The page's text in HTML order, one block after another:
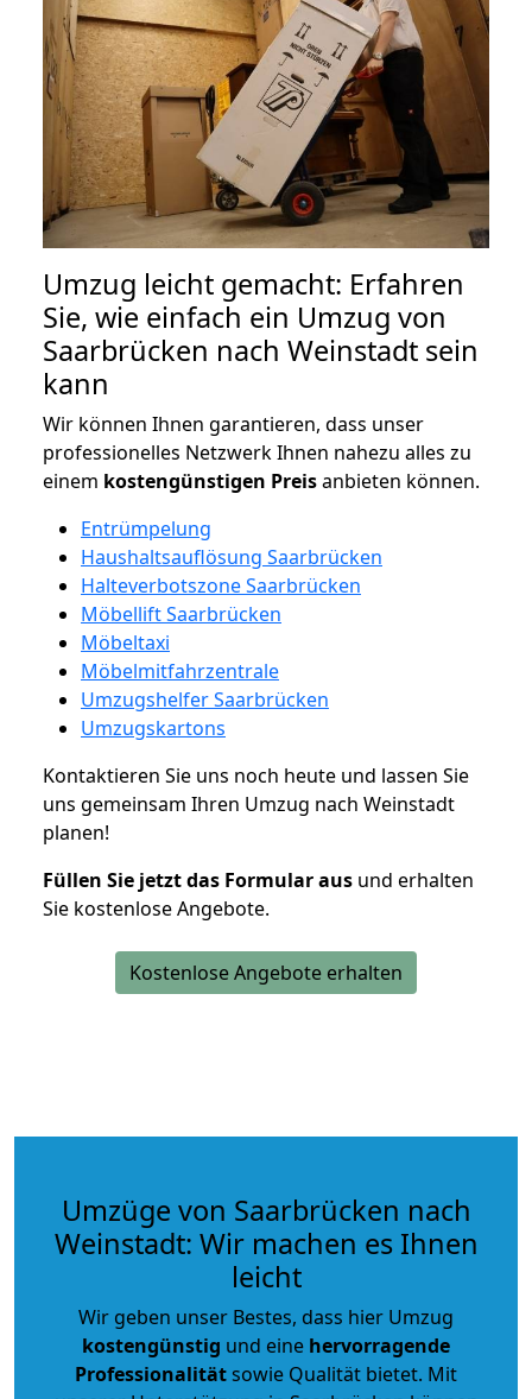
Umzug leicht gemacht: Erfahren
Sie, wie einfach ein Umzug von
Saarbrücken nach Weinstadt sein
kann
Wir können Ihnen garantieren, dass unser
professionelles Netzwerk Ihnen nahezu alles zu
einem kostengünstigen Preisanbieten können.
Entrümpelung
Haushaltsauflösung Saarbrücken
Halteverbotszone Saarbrücken
Möbellift Saarbrücken
Möbeltaxi
Möbelmitfahrzentrale
Umzugshelfer Saarbrücken
Umzugskartons
Kontaktieren Sie uns noch heute und lassen Sie
uns gemeinsam Ihren Umzug nach Weinstadt
planen!
Füllen Sie jetzt das Formular aus und erhalten
Sie kostenlose Angebote.
Kostenlose Angebote erhalten
Umzüge von Saarbrücken nach
Weinstadt: Wir machen es Ihnen
leicht
Wir geben unser Bestes, dass hier Umzug
kostengünstig und eine hervorragende
Professionalitätsowie Qualität bietet. Mit